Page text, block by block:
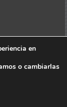
en
o cambiarlas